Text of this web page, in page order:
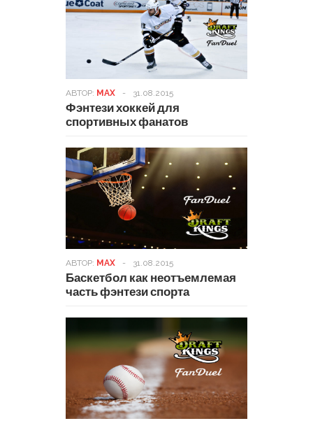
АВТОР: MAX - 31.08.2015
Фэнтези хоккей для
спортивных фанатов
АВТОР: MAX - 31.08.2015
Баскетбол как неотъемлемая
часть фэнтези спорта